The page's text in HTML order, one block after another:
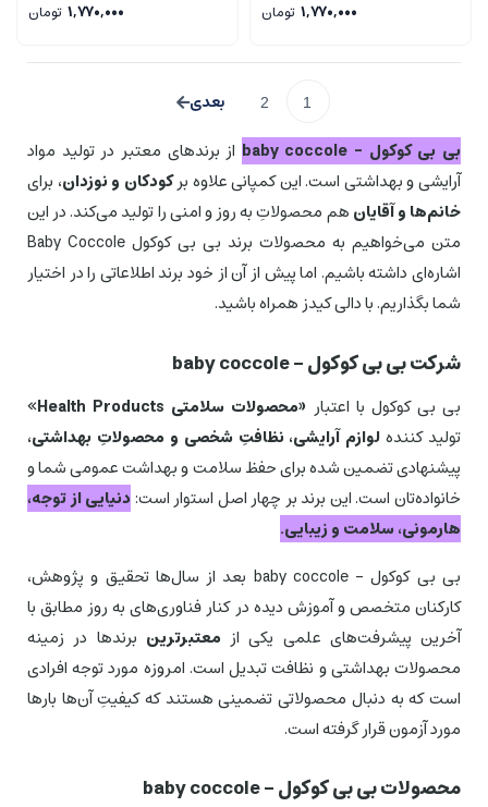
1,770,000 تومان
1,770,000 تومان
1
2
بی بی کوکول – baby coccole
از برندهای معتبر در تولید مواد
آرایشی و بهداشتی است. این كمپانی علاوه بركودكان و نوزدان، برای
خانم‌ها و آقایان هم محصولاتِ به روز و امنی را تولید می‌كند. در این
متن می‌خواهیم به محصولات برند بی بی كوكول Baby Coccole
اشاره‌ای داشته باشیم. اما پیش از آن از خود برند اطلاعاتی را در اختیار
شما بگذاریم. با دالی کیدز همراه باشید.
شرکت بی بی کوکول – baby coccole
بی بی كوكول با اعتبار «محصولات سلامتی Health Products»
تولید كننده لوازم آرایشی،‌ نظافتِ شخصی و محصولاتِ بهداشتی،‌
پیشنهادی تضمین شده برای حفظ سلامت و بهداشت عمومی شما و
خانواده‌تان است. این برند بر چهار اصل استوار است: دنیایی از توجه،
هارمونی، سلامت و زیبایی.
بی بی کوکول – baby coccole بعد از سال‌ها تحقیق و پژوهش،
كاركنان متخصص و آموزش دیده در كنار فناوری‌های به روز مطابق با
آخرین پیشرفت‌های علمی یكی از معتبرترین برندها در زمینه
محصولات بهداشتی و نظافت تبدیل است. امروزه مورد توجه افرادی
است كه به دنبال محصولاتی تضمینی هستند كه كیفیتِ آن‌ها بارها
مورد آزمون قرار گرفته است.
محصولات بی بی کوکول – baby coccole